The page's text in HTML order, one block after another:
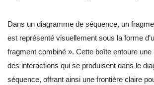
Dans un diagramme de séquence, un
est représenté visuellement sous la forme
fragment combiné ». Cette boîte entoure une
des interactions qui se produisent dans le
séquence, offrant ainsi une frontière claire